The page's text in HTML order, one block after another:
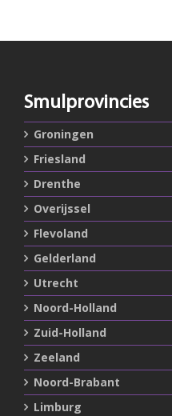
Smulprovincies
Groningen
Friesland
Drenthe
Overijssel
Flevoland
Gelderland
Utrecht
Noord-Holland
Zuid-Holland
Zeeland
Noord-Brabant
Limburg